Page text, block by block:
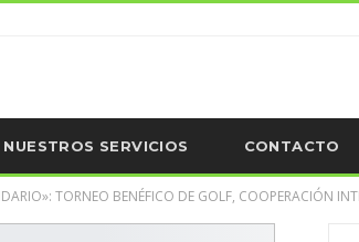
NUESTROS SERVICIOS CONTACTO
TORNEO BENÉFICO DE GOLF, COOPERACIÓN